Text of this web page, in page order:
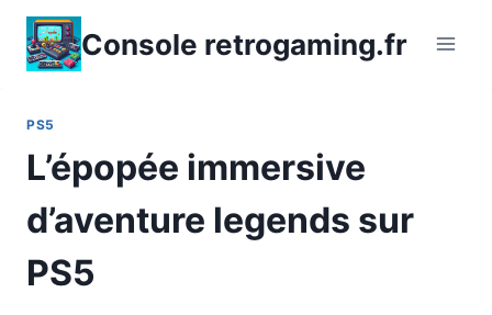
Aller
contenu
Console retrogaming.fr
PS5
L’épopée immersive
d’aventure legends sur
PS5